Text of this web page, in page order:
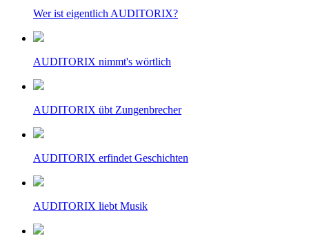
Wer ist eigentlich AUDITORIX?
AUDITORIX nimmt's wörtlich
AUDITORIX übt Zungenbrecher
AUDITORIX erfindet Geschichten
AUDITORIX liebt Musik